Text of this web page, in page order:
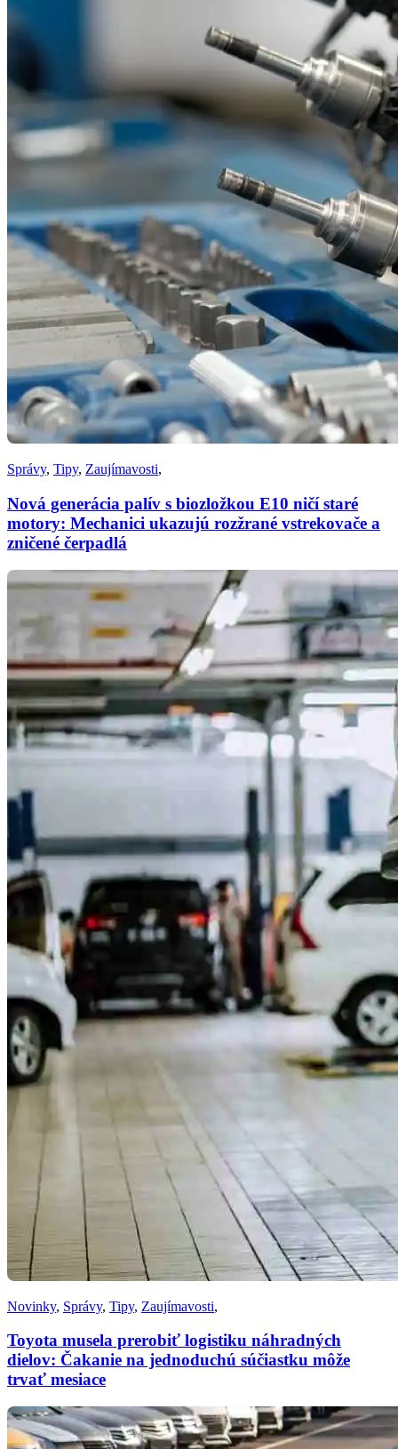
Správy, Tipy, Zaujímavosti,
Nová generácia palív s biozložkou E10 ničí staré
motory: Mechanici ukazujú rozžrané vstrekovače a
zničené čerpadlá
Novinky, Správy, Tipy, Zaujímavosti,
Toyota musela prerobiť logistiku náhradných
dielov: Čakanie na jednoduchú súčiastku môže
trvať mesiace